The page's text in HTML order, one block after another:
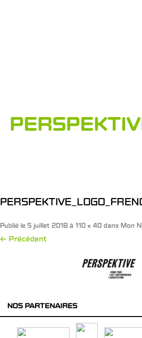
Publié le 5 juillet 2018 à 110 × 40 dans Mon
← Précédent
NOS PARTENAIRES